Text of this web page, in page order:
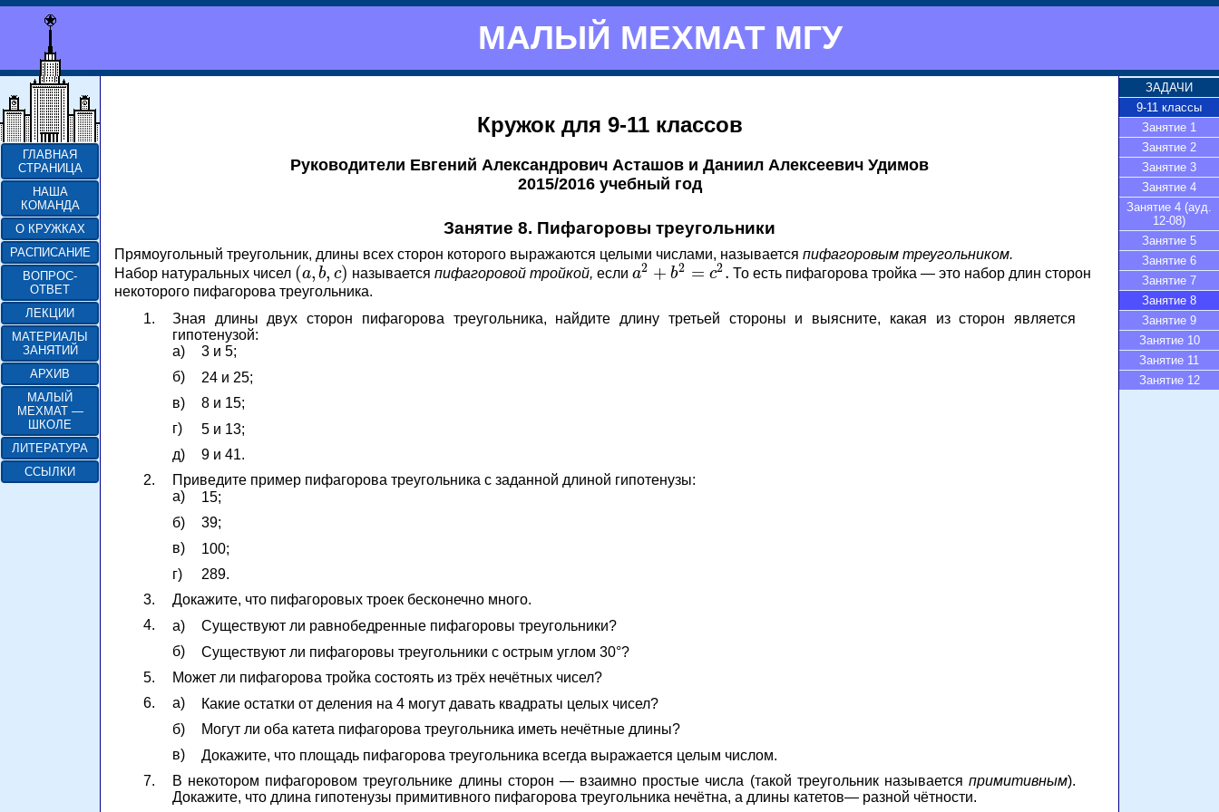
МАЛЫЙ МЕХМАТ МГУ
ГЛАВНАЯ
СТРАНИЦА
НАША
КОМАНДА
О КРУЖКАХ
РАСПИСАНИЕ
ВОПРОС-
ОТВЕТ
ЛЕКЦИИ
МАТЕРИАЛЫ
ЗАНЯТИЙ
АРХИВ
МАЛЫЙ
МЕХМАТ —
ШКОЛЕ
ЛИТЕРАТУРА
ССЫЛКИ
Кружок для 9-11 классов
Руководители Евгений Александрович Асташов и Даниил Алексеевич Удимов
2015/2016 учебный год
Занятие 8. Пифагоровы треугольники
Прямоугольный треугольник, длины всех сторон которого выражаются целыми числами, называется пифагоровым треугольником.
Набор натуральных чисел (a, b, c)
(a,b,c ) называетсяпифагоровой тройкой, еслиa2 + b2 = c2.
a2 +b2=c 2.
То есть пифагорова тройка — это набор длин сторон
некоторого пифагорова треугольника.
1.
Зная длины двух сторон пифагорова треугольника, найдите длину третьей стороны и выясните, какая из сторон является
гипотенузой:
а)
3 и 5;
б)
24 и 25;
в)
8 и 15;
г)
5 и 13;
д)
9 и 41.
2.
Приведите пример пифагорова треугольника с заданной длиной гипотенузы:
а)
15;
б)
39;
в)
100;
г)
289.
3.
Докажите, что пифагоровых троек бесконечно много.
4.
а)
Существуют ли равнобедренные пифагоровы треугольники?
б)
Существуют ли пифагоровы треугольники с острым углом 30°?
5.
Может ли пифагорова тройка состоять из трёх нечётных чисел?
6.
а)
Какие остатки от деления на 4 могут давать квадраты целых чисел?
б)
Могут ли оба катета пифагорова треугольника иметь нечётные длины?
в)
Докажите, что площадь пифагорова треугольника всегда выражается целым числом.
7.
В некотором пифагоровом треугольнике длины сторон — взаимно простые числа (такой треугольник называется примитивным).
Докажите, что длина гипотенузы примитивного пифагорова треугольника нечётна, а длины катетов— разной чётности.
ЗАДАЧИ
9-11 классы
Занятие 1
Занятие 2
Занятие 3
Занятие 4
Занятие 4 (ауд.
12-08)
Занятие 5
Занятие 6
Занятие 7
Занятие 8
Занятие 9
Занятие 10
Занятие 11
Занятие 12